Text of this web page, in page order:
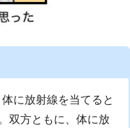
に放射線を当てると
双方ともに、体に放